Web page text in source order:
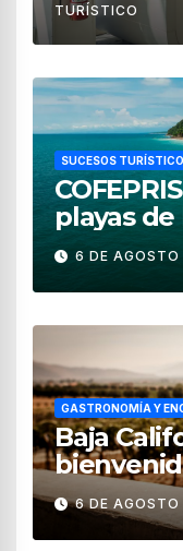
TURÍSTICO
SUCESOS
playas
para uso
6 DE
GASTRONOMÍA Y
Baja
vendimia
6 DE